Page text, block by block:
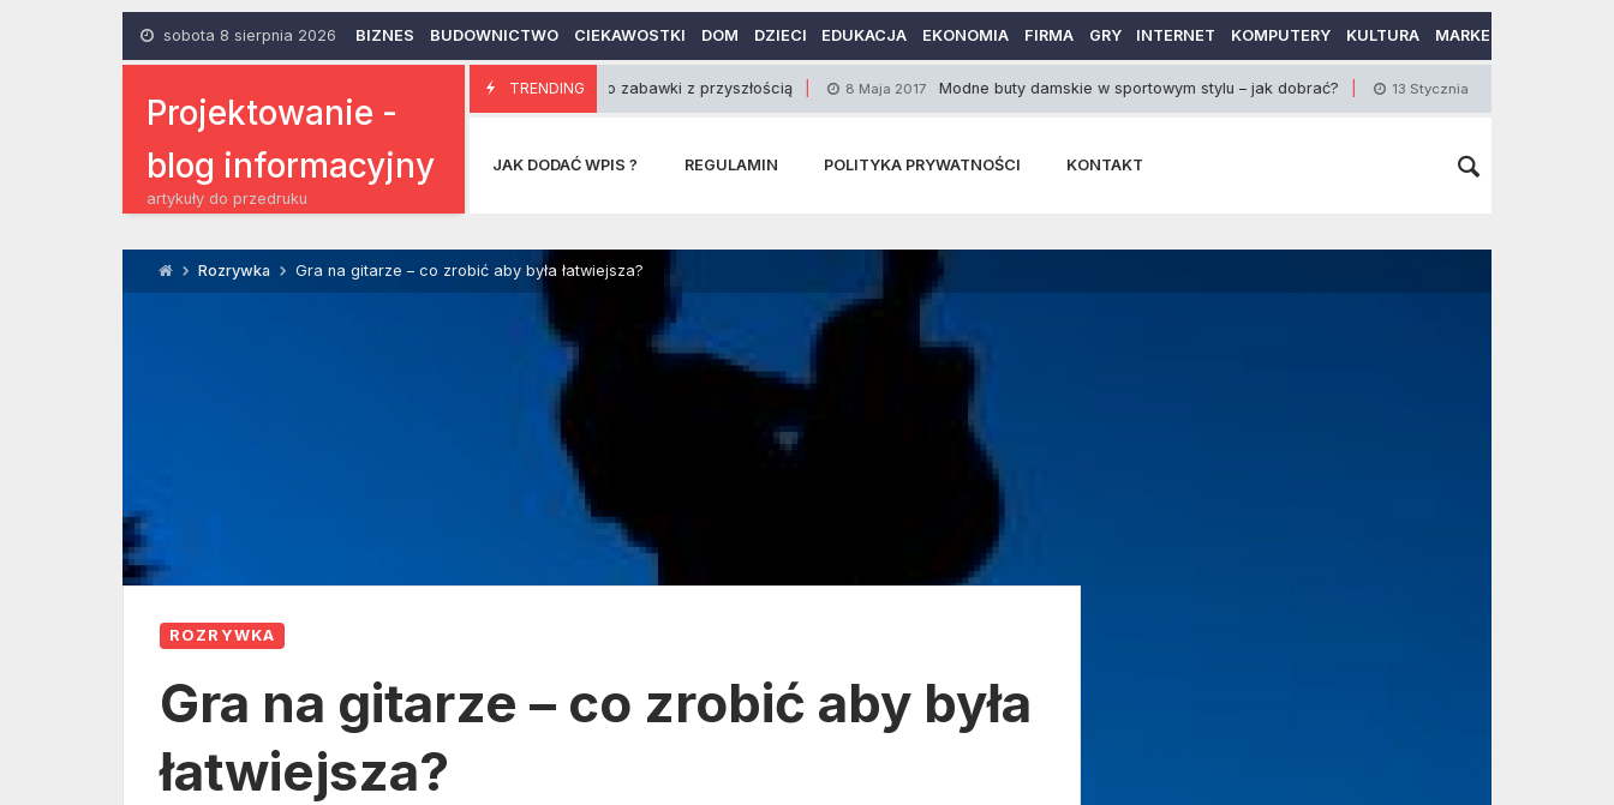
sobota 8 sierpnia 2026 BIZNES BUDOWNICTWO CIEKAWOSTKI DOM DZIECI EDUKACJA EKONOMIA FIRMA GRY INTERNET KOMPUTERY KULTURA MARKETING
Projektowanie -
blog informacyjny
artykuły do przedruku
TRENDING
Caretero zabawki z przyszłością 8 Maja 2017 Modne buty damskie w sportowym stylu – jak dobrać? 13 Stycznia 2013 Sposoby na cellulit
JAK DODAĆ WPIS ? REGULAMIN POLITYKA PRYWATNOŚCI KONTAKT
Rozrywka Gra na gitarze – co zrobić aby była łatwiejsza?
ROZRYWKA
Gra na gitarze – co zrobić aby była
łatwiejsza?